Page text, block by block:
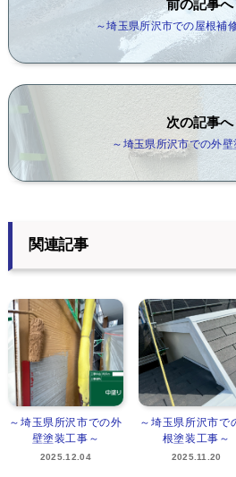
前の記事へ
～埼玉県所沢市での屋根補
次の記事へ
～埼玉県所沢市での外壁
関連記事
～埼玉県所沢市での外
壁塗装工事～
2025.12.04
～埼玉県所沢市で
根塗装工事～
2025.11.20